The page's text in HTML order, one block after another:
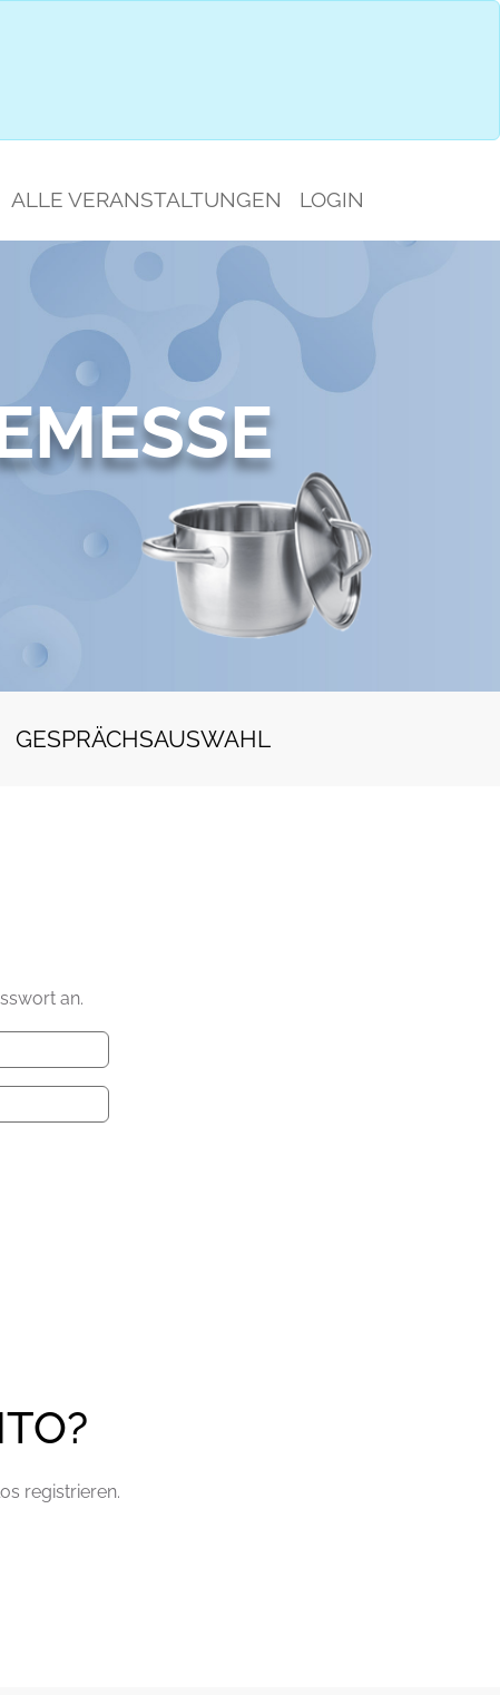
ALLE VERANSTALTUNGEN LOGIN
GESPRÄCHSAUSWAHL
an.
registrieren.